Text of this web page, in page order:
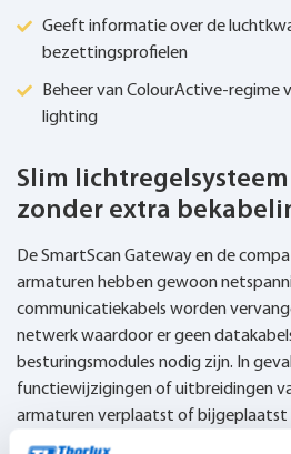
Geeft informatie over de
bezettingsprofielen
Beheer van ColourActive-regime
lighting
Slim
zonder extra
De SmartScan Gateway en de
armaturen hebben gewoon
communicatiekabels worden
netwerk waardoor er geen
besturingsmodules nodig zijn. In
functiewijzigingen of uitbreidingen
armaturen verplaatst of bijgeplaatst
bekabeling, en dus ook zonder extra